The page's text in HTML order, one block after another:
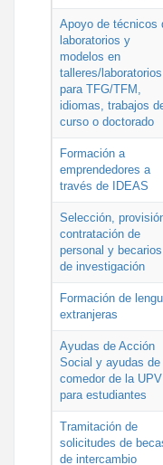
Apoyo de técnicos
laboratorios y
modelos en
talleres/laboratorios
para TFG/TFM,
idiomas, trabajos
curso o doctorado
Formación a
emprendedores a
través de IDEAS
Selección,
contratación de
personal y becarios
de investigación
Formación de
extranjeras
Ayudas de Acción
Social y ayudas de
comedor de la UPV
para estudiantes
Tramitación de
solicitudes de
de intercambio